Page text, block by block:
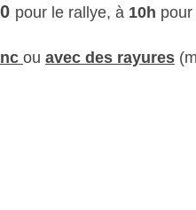
pour le rallye, à 10h
ou avec des rayures